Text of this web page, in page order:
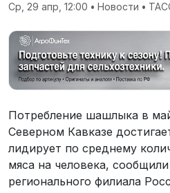
Ср, 29 апр, 12:00 • Новости •
Потребление шашлыка в
Северном Кавказе
лидирует по среднему
мяса на человека,
регионального филиала